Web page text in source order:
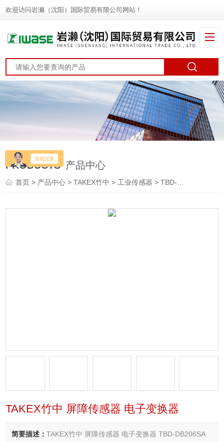
欢迎访问岩濑（沈阳）国际贸易有限公司网站！
PRODUCTS 产品中心
首页> 产品中心 >TAKEX竹中 >工业传感器 > TBD-DB206SATAKEX竹中 屏障传感器 电子变换器
TAKEX竹中 屏障传感器 电子变换器
简要描述：TAKEX竹中 屏障传感器 电子变换器 TBD-DB206SA